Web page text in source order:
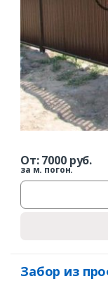
От:7000руб.
за м. погон.
Забор из